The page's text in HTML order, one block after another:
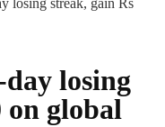
losing streak, gain Rs
losing
on global